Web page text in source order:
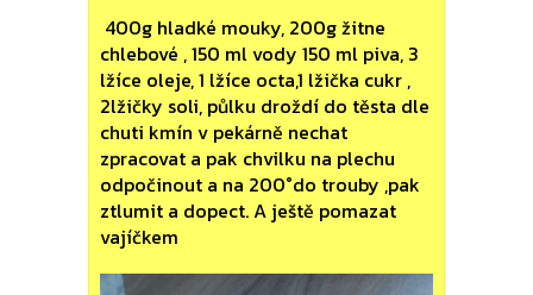
400g hladké mouky, 200g žitne
chlebové , 150 ml vody 150 ml piva, 3
lžíce oleje, 1 lžíce octa,1 lžička cukr ,
2lžičky soli, půlku droždí do těsta dle
chuti kmín v pekárně nechat
zpracovat a pak chvilku na plechu
odpočinout a na 200°do trouby ,pak
ztlumit a dopect. A ještě pomazat
vajíčkem